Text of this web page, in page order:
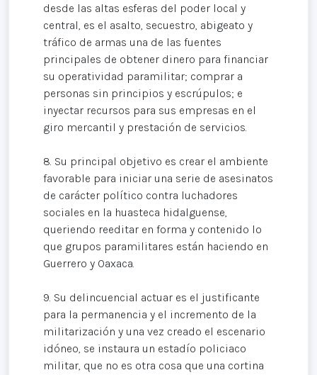
desde las altas esferas del poder local y
central, es el asalto, secuestro, abigeato y
tráfico de armas una de las fuentes
principales de obtener dinero para financiar
su operatividad paramilitar; comprar a
personas sin principios y escrúpulos; e
inyectar recursos para sus empresas en el
giro mercantil y prestación de servicios.
8. Su principal objetivo es crear el ambiente
favorable para iniciar una serie de asesinatos
de carácter político contra luchadores
sociales en la huasteca hidalguense,
queriendo reeditar en forma y contenido lo
que grupos paramilitares están haciendo en
Guerrero y Oaxaca.
9. Su delincuencial actuar es el justificante
para la permanencia y el incremento de la
militarización y una vez creado el escenario
idóneo, se instaura un estadío policiaco
militar, que no es otra cosa que una cortina